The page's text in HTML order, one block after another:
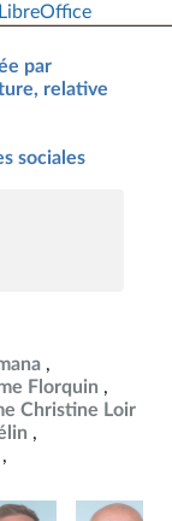
par
relative
sociales
Florquin
Christine Loir